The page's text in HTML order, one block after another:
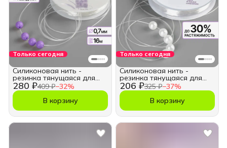
Только сегодня
280 ₽409 ₽−32%
Силиконовая нить -
резинка тянущаяся для
для браслетов 0,7мм
В корзину
Только сегодня
206 ₽325 ₽−37%
Силиконовая нить -
резинка тянущаяся для
браслетов 0,6мм
В корзину